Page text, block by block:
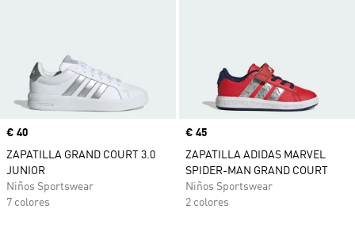
Precio
€ 40
ZAPATILLA GRAND COURT 3.0
JUNIOR
Niños Sportswear
7 colores
Precio
€ 45
ZAPATILLA ADIDAS MARVEL
SPIDER-MAN GRAND COURT
Niños Sportswear
2 colores